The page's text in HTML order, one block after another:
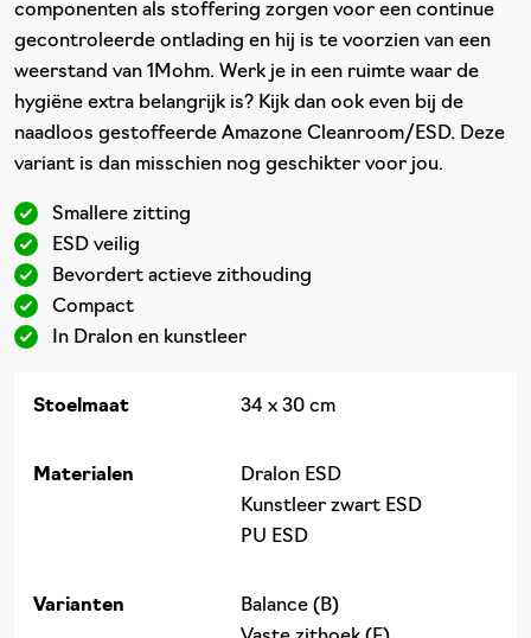
componenten als stoffering zorgen voor een continue
gecontroleerde ontlading en hij is te voorzien van een
weerstand van 1Mohm. Werk je in een ruimte waar de
hygiëne extra belangrijk is? Kijk dan ook even bij de
naadloos gestoffeerde Amazone Cleanroom/ESD. Deze
variant is dan misschien nog geschikter voor jou.
Smallere zitting
ESD veilig
Bevordert actieve zithouding
Compact
In Dralon en kunstleer
Stoelmaat 34 x 30 cm
Materialen
Dralon ESD
Kunstleer zwart ESD
PU ESD
Varianten
Balance (B)